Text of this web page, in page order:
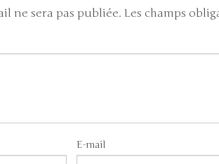
ne sera pas publiée. Les champs
E-mail